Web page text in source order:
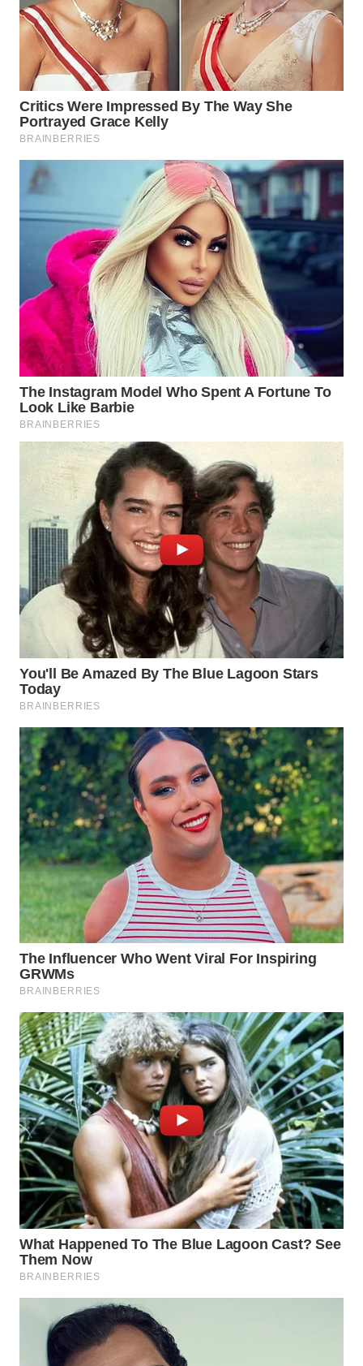
WN
INDRAMAYU
WN
KUNINGAN
WN
WN
SUBANG
WN
SUKABUMI
WN
PURWAKARTA
WN
PRIANGAN
TIMUR
WN
SEMARANG
WN
SOLO
WN
BOROBUDUR
MADURA
WN
SURABAYA
WN
NATUNA
WN
BINTAN
WN
MANDALIKA
WN
WN
LABUANBAJO
WN
BORNEO
Wahana
Media
Group
WAHANA
NEWS
WAHANA
TANI
WAHANA
ADVOKAT
WAHANA